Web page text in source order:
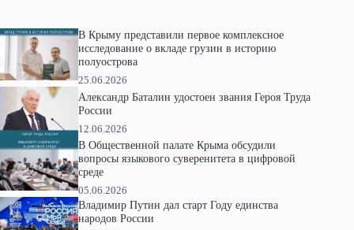
В Крыму представили первое комплексное
исследование о вкладе грузин в историю
полуострова
25.06.2026
Александр Баталин удостоен звания Героя Труда
России
12.06.2026
В Общественной палате Крыма обсудили
вопросы языкового суверенитета в цифровой
среде
05.06.2026
Владимир Путин дал старт Году единства
народов России